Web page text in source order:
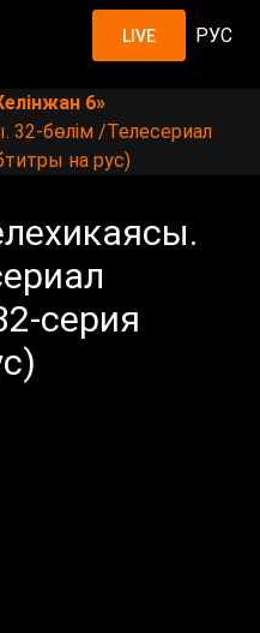
LIVE РУС
6»
32-бөлім /Телесериал
на рус)
серия